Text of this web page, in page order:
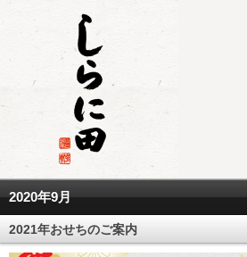
2020年9月
2021年おせちのご案内